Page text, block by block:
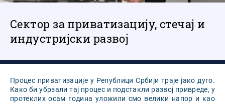
Сектор за приватизацију, стечај и
индустријски развој
Процес приватизације у Републици Србији траје јако дуго.
Како би убрзали тај процес и подстакли развој привреде, у
протеклих осам година уложили смо велики напор и као